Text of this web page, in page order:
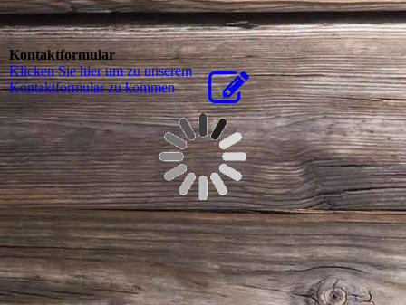
Kontaktformular
Klicken Sie hier um zu unserem
Kon­takt­for­mu­lar zu kommen